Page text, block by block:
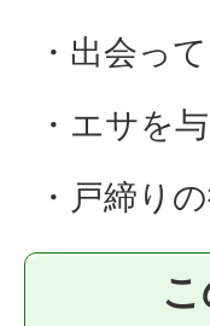
・出会っ
・エサを
・戸締り